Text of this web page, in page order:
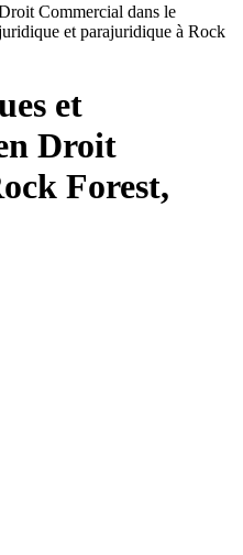
Commercial dans le
et parajuridique à Rock
et
Droit
Forest,